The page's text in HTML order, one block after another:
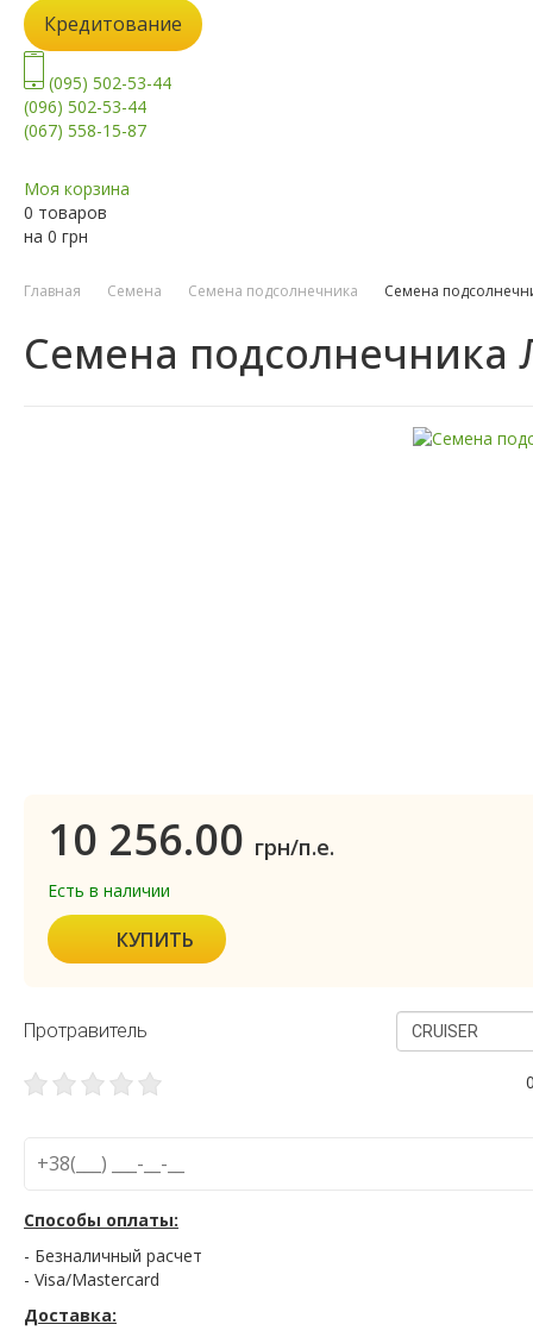
Кредитование
(095) 502-53-44
(096) 502-53-44
(067) 558-15-87
Моя корзина
0 товаров
на 0 грн
Главная Семена Семена подсолнечника Семена
Семена подсолнечника
10 256.00 грн/п.е.
Есть в наличии
КУПИТЬ
Протравитель CRUISER
Способы оплаты:
- Безналичный расчет
- Visa/Mastercard
Доставка: